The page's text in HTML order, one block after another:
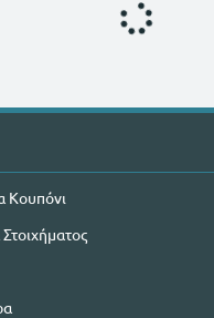
Κουπόνι